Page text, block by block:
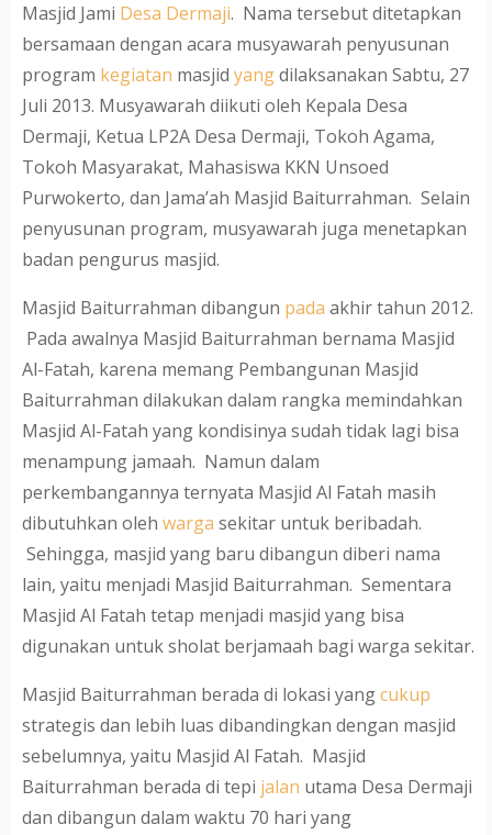
Masjid Jami Desa Dermaji. Nama tersebut ditetapkan
bersamaan dengan acara musyawarah penyusunan
program kegiatan masjid yangdilaksanakan Sabtu, 27
Juli 2013. Musyawarah diikuti oleh Kepala Desa
Dermaji, Ketua LP2A Desa Dermaji, Tokoh Agama,
Tokoh Masyarakat, Mahasiswa KKN Unsoed
Purwokerto, dan Jama’ah Masjid Baiturrahman. Selain
penyusunan program, musyawarah juga menetapkan
badan pengurus masjid.
Masjid Baiturrahman dibangun pada akhir tahun 2012.
Pada awalnya Masjid Baiturrahman bernama Masjid
Al-Fatah, karena memang Pembangunan Masjid
Baiturrahman dilakukan dalam rangka memindahkan
Masjid Al-Fatah yang kondisinya sudah tidak lagi bisa
menampung jamaah. Namun dalam
perkembangannya ternyata Masjid Al Fatah masih
dibutuhkan oleh warga sekitar untuk beribadah.
Sehingga, masjid yang baru dibangun diberi nama
lain, yaitu menjadi Masjid Baiturrahman. Sementara
Masjid Al Fatah tetap menjadi masjid yang bisa
digunakan untuk sholat berjamaah bagi warga sekitar.
Masjid Baiturrahman berada di lokasi yangcukup
strategis dan lebih luas dibandingkan dengan masjid
sebelumnya, yaitu Masjid Al Fatah. Masjid
Baiturrahman berada di tepi jalan utama Desa Dermaji
dan dibangun dalam waktu 70 hari yang